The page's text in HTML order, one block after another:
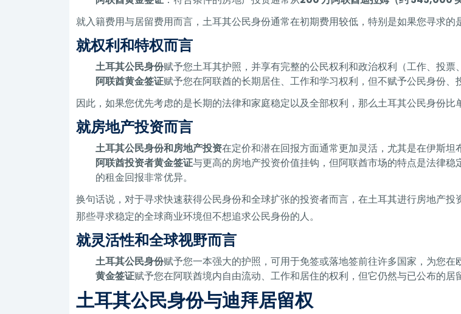
就入籍费用与居留费用而言，土耳其公民身份通常在初期费用较低，特别是如果您寻求的
就权利和特权而言
土耳其公民身份赋予您土耳其护照，并享有完整的公民权利和政治权利（工作、投票
阿联酋黄金签证赋予您在阿联酋的长期居住、工作和学习权利，但不赋予公民身份、
因此，如果您优先考虑的是长期的法律和家庭稳定以及全部权利，那么土耳其公民身份比
就房地产投资而言
土耳其公民身份和房地产投资在定价和潜在回报方面通常更加灵活，尤其是在伊斯坦
阿联酋投资者黄金签证与更高的房地产投资价值挂钩，但阿联酋市场的特点是法律
的租金回报非常优异。
换句话说，对于寻求快速获得公民身份和全球扩张的投资者而言，在土耳其进行房地产
那些寻求稳定的全球商业环境但不想追求公民身份的人。
就灵活性和全球视野而言
土耳其公民身份赋予您一本强大的护照，可用于免签或落地签前往许多国家，为您在
黄金签证赋予您在阿联酋境内自由流动、工作和居住的权利，但它仍然与已公布的居
土耳其公民身份与迪拜居留权